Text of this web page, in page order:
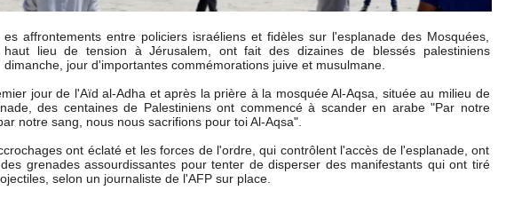
es affrontements entre policiers israéliens et fidèles sur l'esplanade des Mosquées,
haut lieu de tension à Jérusalem, ont fait des dizaines de blessés palestiniens
dimanche, jour d'importantes commémorations juive et musulmane.
jour de l'Aïd al-Adha et après la prière à la mosquée Al-Aqsa, située au milieu de
des centaines de Palestiniens ont commencé à scander en arabe "Par notre
notre sang, nous nous sacrifions pour toi Al-Aqsa".
ont éclaté et les forces de l'ordre, qui contrôlent l'accès de l'esplanade, ont
grenades assourdissantes pour tenter de disperser des manifestants qui ont tiré
selon un journaliste de l'AFP sur place.